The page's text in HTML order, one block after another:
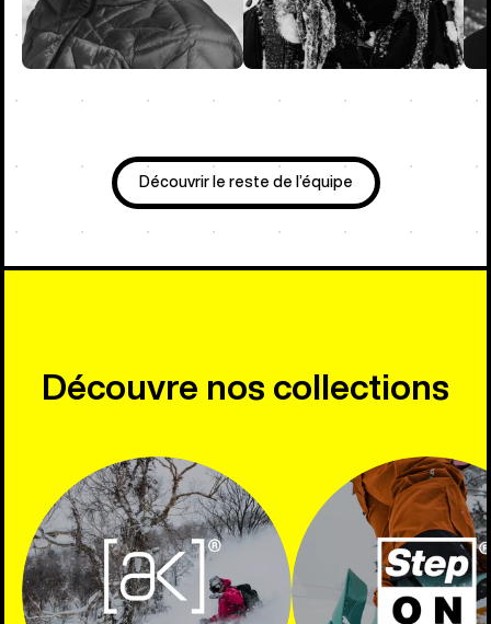
Découvrir le reste de l’équipe
Découvre nos collections